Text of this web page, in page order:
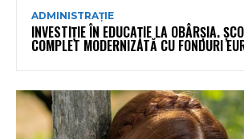
ADMINISTRAȚIE
INVESTIȚIE ÎN EDUCAȚIE LA OBÂRȘIA.
COMPLET MODERNIZATĂ CU FONDURI